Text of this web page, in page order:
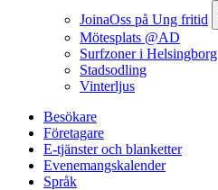
JoinaOss på Ung fritid
Mötesplats @AD
Surfzoner i Helsingborg
Stadsodling
Vinterljus
Besökare
Företagare
E-tjänster och blanketter
Evenemangskalender
Språk